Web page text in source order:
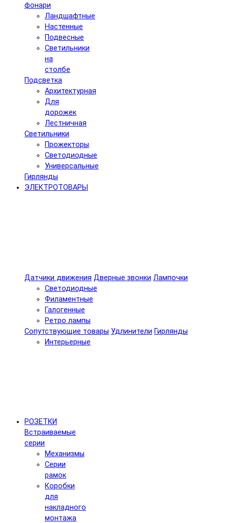
фонари
Ландшафтные
Настенные
Подвесные
Светильники
на
столбе
Подсветка
Архитектурная
Для
дорожек
Лестничная
Светильники
Прожекторы
Светодиодные
Универсальные
Гирлянды
ЭЛЕКТРОТОВАРЫ
Датчики движения Дверные звонки Лампочки
Светодиодные
Филаментные
Галогенные
Ретро лампы
Сопутствующие товары Удлинители Гирлянды
Интерьерные
РОЗЕТКИ
Встраиваемые
серии
Механизмы
Серии
рамок
Коробки
для
накладного
монтажа